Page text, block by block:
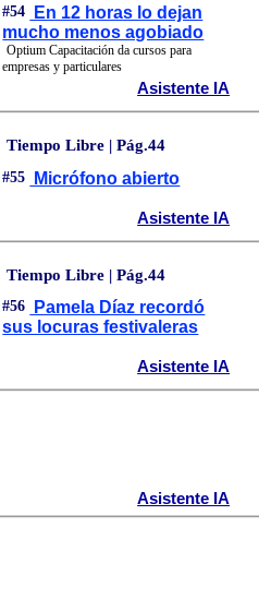
#54
En 12 horas lo dejan
mucho menos agobiado
Optium Capacitación da cursos para
empresas y particulares
Asistente IA
Tiempo Libre | Pág.44
#55 Micrófono abierto
Asistente IA
Tiempo Libre | Pág.44
#56
Pamela Díaz recordó
sus locuras festivaleras
Asistente IA
Asistente IA